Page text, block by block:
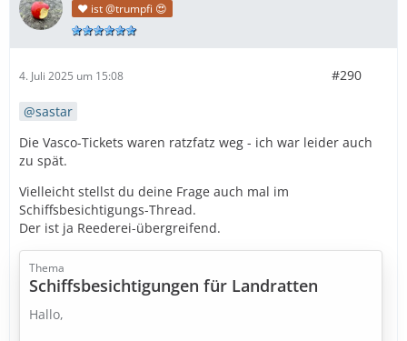
❤️ ist @trumpfi 😍
4. Juli 2025 um 15:08 #290
sastar
Die Vasco-Tickets waren ratzfatz weg - ich war leider auch
zu spät.
Vielleicht stellst du deine Frage auch mal im
Schiffsbesichtigungs-Thread.
Der ist ja Reederei-übergreifend.
Thema
Schiffsbesichtigungen für Landratten
Hallo,